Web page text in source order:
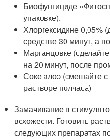
Биофунгициде
упаковке).
Хлоргексидине 0,05%
средстве 30 минут, а
Марганцовке
на 20 минут, после
Соке алоэ (смешайте
растворе полчаса)
Замачивание в
всхожести. Готовить
следующих препаратах